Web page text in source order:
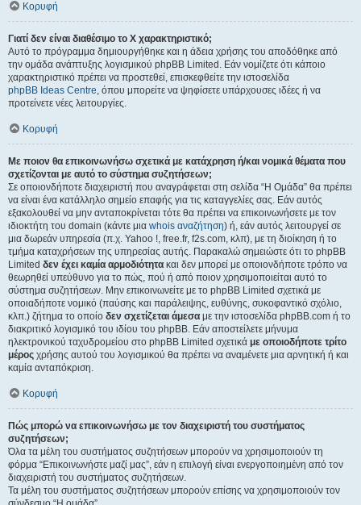
Κορυφή
Γιατί δεν είναι διαθέσιμο το Χ χαρακτηριστικό;
Αυτό το πρόγραμμα δημιουργήθηκε και η άδεια χρήσης του αποδόθηκε από
την ομάδα ανάπτυξης λογισμικού phpBB Limited. Εάν νομίζετε ότι κάποιο
χαρακτηριστικό πρέπει να προστεθεί, επισκεφθείτε την ιστοσελίδα
phpBB Ideas Centre, όπου μπορείτε να ψηφίσετε υπάρχουσες ιδέες ή να
προτείνετε νέες λειτουργίες.
Κορυφή
Με ποιον θα επικοινωνήσω σχετικά με κατάχρηση ή/και νομικά θέματα που
σχετίζονται με αυτό το σύστημα συζητήσεων;
Σε οποιονδήποτε διαχειριστή που αναγράφεται στη σελίδα “Η Ομάδα” θα πρέπει
να είναι ένα κατάλληλο σημείο επαφής για τις καταγγελίες σας. Εάν αυτός
εξακολουθεί να μην ανταποκρίνεται τότε θα πρέπει να επικοινωνήσετε με τον
ιδιοκτήτη του domain (κάντε μια whois αναζήτηση) ή, εάν αυτός λειτουργεί σε
μια δωρεάν υπηρεσία (π.χ. Yahoo !, free.fr, f2s.com, κλπ), με τη διοίκηση ή το
τμήμα καταχρήσεων της υπηρεσίας αυτής. Παρακαλώ σημειώστε ότι το phpBB
Limited δεν έχει καμία αρμοδιότητα και δεν μπορεί με οποιονδήποτε τρόπο να
θεωρηθεί υπεύθυνο για το πώς, πού ή από ποιον χρησιμοποιείται αυτό το
σύστημα συζητήσεων. Μην επικοινωνείτε με το phpBB Limited σχετικά με
οποιαδήποτε νομικό (παύσης και παράλειψης, ευθύνης, συκοφαντικό σχόλιο,
κλπ.) ζήτημα το οποίο δεν σχετίζεται άμεσα με την ιστοσελίδα phpBB.com ή το
διακριτικό λογισμικό του ιδίου του phpBB. Εάν αποστείλετε μήνυμα
ηλεκτρονικού ταχυδρομείου στο phpBB Limited σχετικά με οποιοδήποτε τρίτο
μέρος χρήσης αυτού του λογισμικού θα πρέπει να αναμένετε μια αρνητική ή και
καμία ανταπόκριση.
Κορυφή
Πώς μπορώ να επικοινωνήσω με τον διαχειριστή του συστήματος
συζητήσεων;
Όλα τα μέλη του συστήματος συζητήσεων μπορούν να χρησιμοποιούν τη
φόρμα “Επικοινωνήστε μαζί μας”, εάν η επιλογή είναι ενεργοποιημένη από τον
διαχειριστή του συστήματος συζητήσεων.
Τα μέλη του συστήματος συζητήσεων μπορούν επίσης να χρησιμοποιούν τον